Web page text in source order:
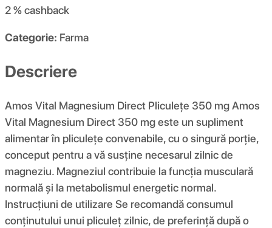
2 %cashback
Categorie: Farma
Descriere
Amos Vital Magnesium Direct Pliculețe 350 mg Amos
Vital Magnesium Direct 350 mg este un supliment
alimentar în pliculețe convenabile, cu o singură porție,
conceput pentru a vă susține necesarul zilnic de
magneziu. Magneziul contribuie la funcția musculară
normală și la metabolismul energetic normal.
Instrucțiuni de utilizare Se recomandă consumul
conținutului unui pliculeț zilnic, de preferință după o